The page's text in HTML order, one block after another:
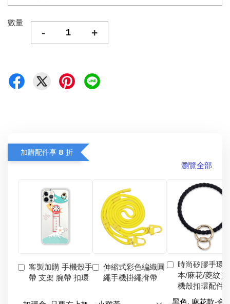
數量
- +
加購配件享 𝟴 折
瀏覽全部
客製加購 手機殼手
帶 支架 腕帶 扣環
伸縮式彩色編織圓
繩手機掛繩揹帶
時尚矽膠手環
本/麻花/菱紋）
機殼扣環配件